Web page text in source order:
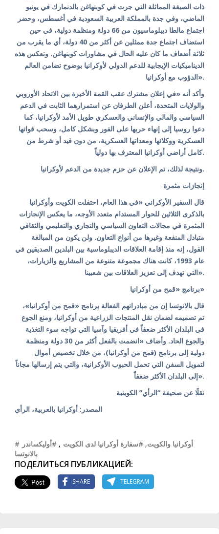
ذات الصيغة المماثلة التي جرت في كوبنهاغن بالدنمارك في يونيو
الماضي، وفي جدة بالمملكة العربية السعودية في أغسطس، وحضر
اجتماع مالطا ديبلوماسيون من 66 دولة ومنظمة دولية، في حين
استضاف اجتماع جدة ممثلين عن أكثر من 40 دولة، أي ما يقرب من
ثلاثة أضعاف ما كان عليه الحال في مشاورات كوبنهاغن. وتعكس هذه
الديناميكيات الإيجابية للدعم الدولي لأوكرانيا بوضوح تضامن العالم
الدؤوب مع أوكرانيا».
وأكد أنه «في إعلان مشترك عقب القمة الأخيرة بين الاتحاد الأوروبي
والولايات المتحدة، أعلن الطرفان عن استمرارهما الثابت في الدعم
السياسي والمالي والإنساني والعسكري طويل الأمد لأوكرانيا، كما
دعوا روسيا إلى إنهاء حربها على الفور وبشكل كامل، وسحب قواتها
العسكرية ووكلائها ومعداتها العسكرية، من دون قيد أو شرط من
كامل أراضي أوكرانيا المعترف بها دولياً.
ونتيجة لذلك، تم الإعلان عن حزم جديدة من الدعم لأوكرانيا.
إنجازات مثمرة
قال السفير الأوكراني «في هذا العام، احتفلت الكويت وأوكرانيا
بالذكرى الثلاثين للحوار المستدام متعدد الأوجه، ما يعكس الإنجازات
المثمرة في مجالات التعاون السياسي والتجاري والتعليمي والثقافي
متبادل المنفعة وغيرها من أنواع التعاون. ولن يكون من المبالغة
القول، إنه منذ إقامة العلاقات الديبلوماسية بين البلدين الصديقين في
عام 1993، كانت هناك مجموعة متنوعة من المشاريع والزيارات،
التي تهدف إلى تعزيز العلاقات بين شعبينا».
برنامج «قمح من أوكرانيا»
قال بالانوتسا إن من مبادراتهم الفعالة برنامج «قمح من أوكرانيا»،
تم تصميمه لضمان نقل المنتجات الزراعية من أوكرانيا، ومنع الجوع
في البلدان الأكثر ضعفاً في أفريقيا وآسيا التي تواجه سوء التغذية
والجوع الحاد. وأضاف «انضمت بالفعل أكثر من 30 دولة ومنظمة
دولية إلى برنامج (قمح من أوكرانيا)، من خلال تخصيص أموال
لتمويل السفن التي تحمل الحبوب الأوكرانية، والتي يتم إرسالها مجاناً
إلى البلدان الأكثر ضعفاً».
نقلًا عن صحيفة “الرأي” الكويتية
المصدر: أوكرانيا بالعربية، الرأي
#أوكرانيا والكويت, #سفارة أوكرانيا لدى الكويت , #أوليكساندر
بالانوتسا
ПОДЕЛИТЬСЯ ПУБЛИКАЦИЕЙ:
SHARE TELEGRAM